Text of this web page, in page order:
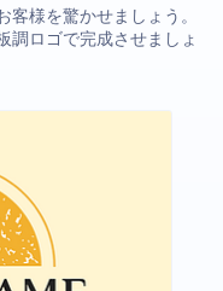
様を驚かせましょう。
調ロゴで完成させましょ